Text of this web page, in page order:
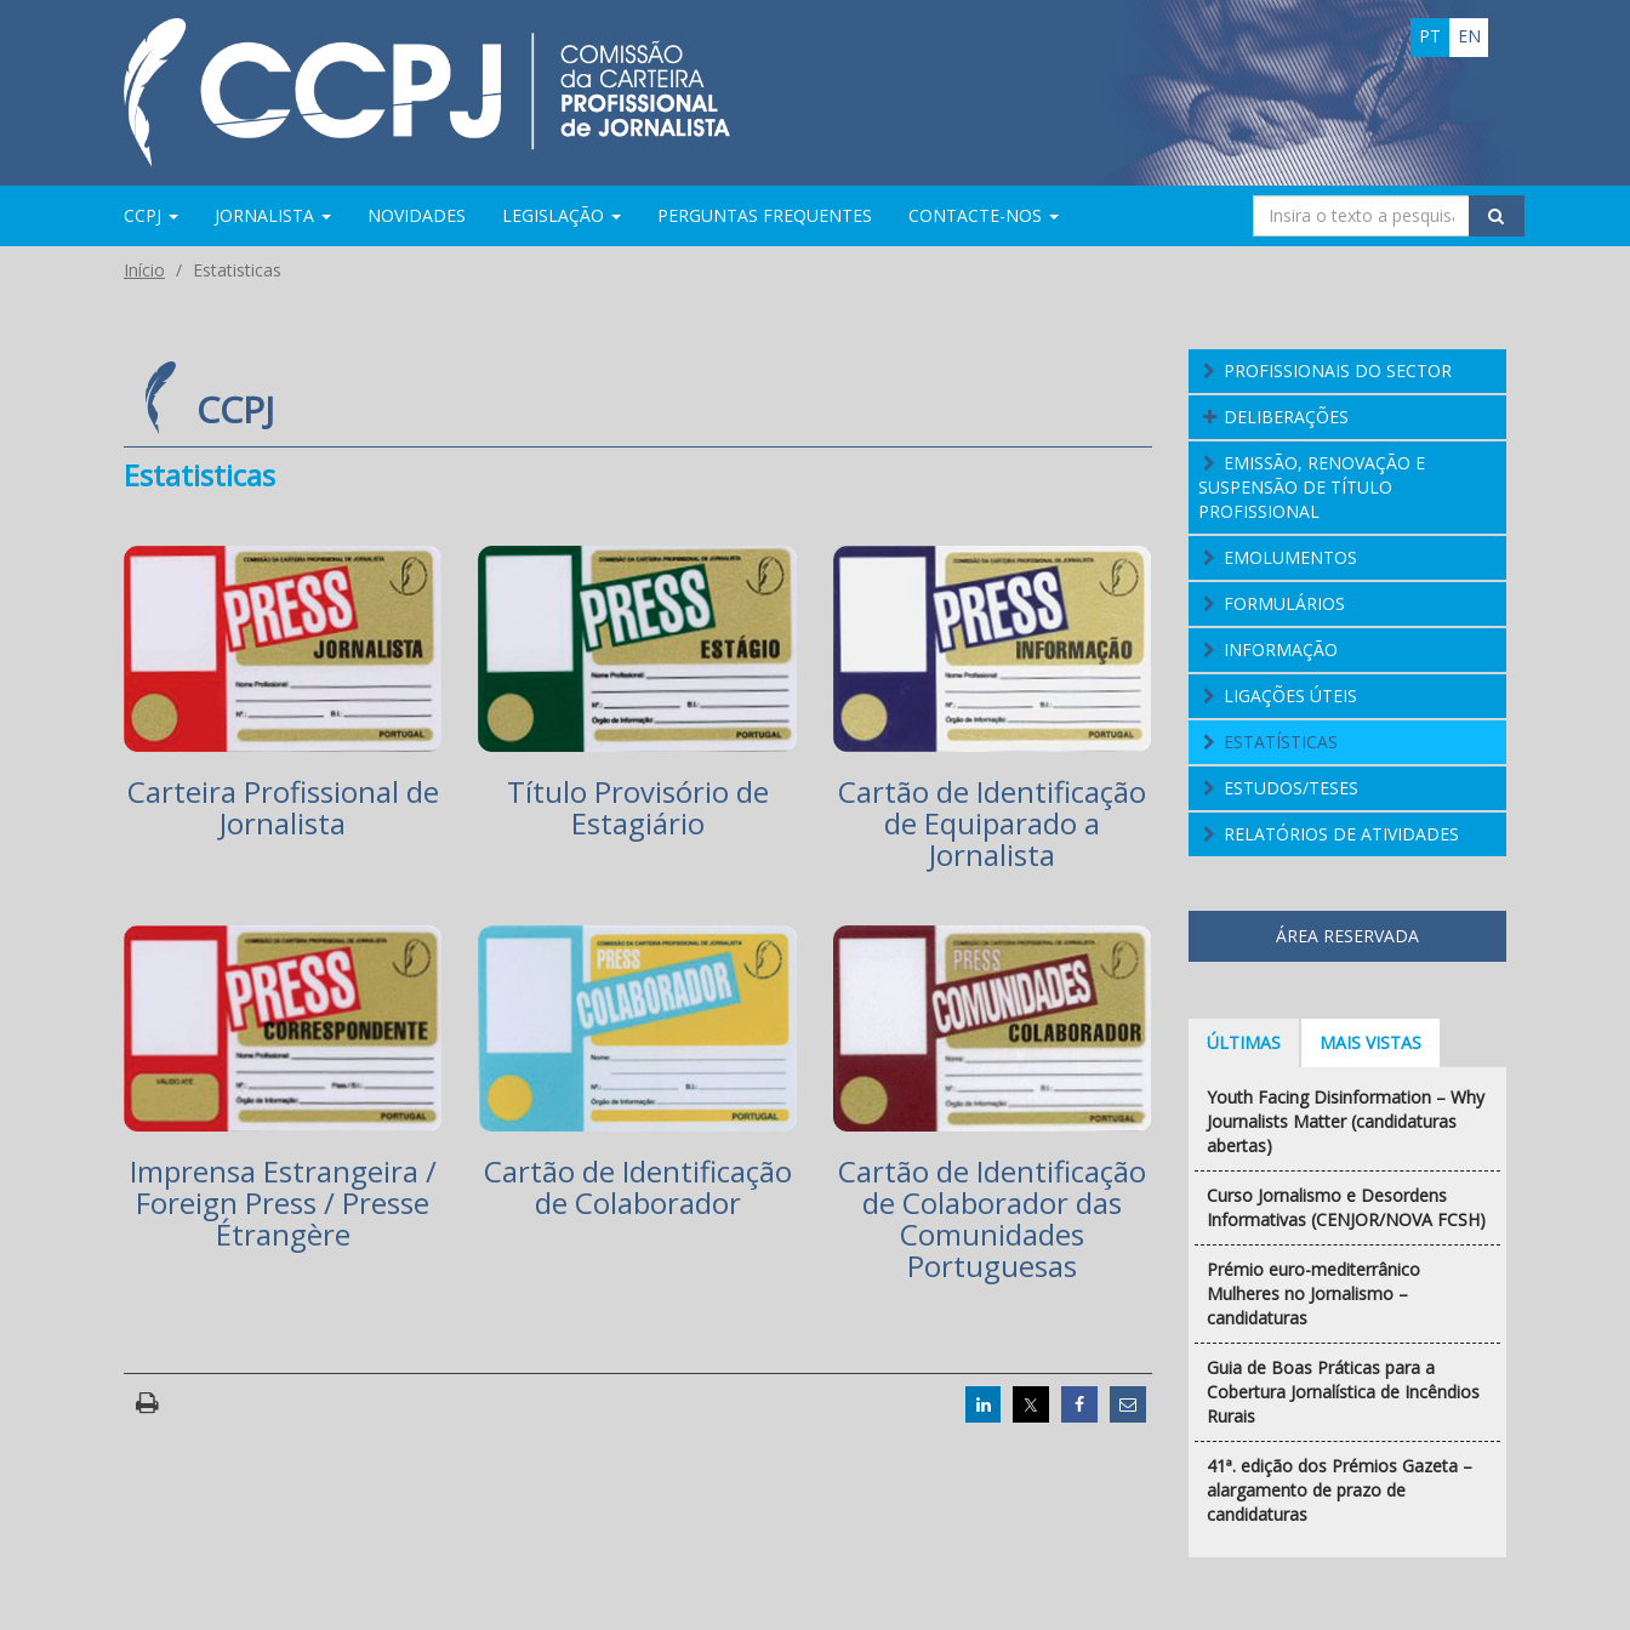
EN
PT
CCPJ JORNALISTA NOVIDADES LEGISLAÇÃO PERGUNTAS FREQUENTES CONTACTE-NOS
Início Estatisticas
CCPJ
Estatisticas
Carteira Profissional de
Jornalista
Título Provisório de
Estagiário
Cartão de Identificação
de Equiparado a
Jornalista
Imprensa Estrangeira /
Foreign Press / Presse
Étrangère
Cartão de Identificação
de Colaborador
Cartão de Identificação
de Colaborador das
Comunidades
Portuguesas
PROFISSIONAIS DO SECTOR
DELIBERAÇÕES
EMISSÃO, RENOVAÇÃO E
SUSPENSÃO DE TÍTULO
PROFISSIONAL
EMOLUMENTOS
FORMULÁRIOS
INFORMAÇÃO
LIGAÇÕES ÚTEIS
ESTATÍSTICAS
ESTUDOS/TESES
RELATÓRIOS DE ATIVIDADES
ÁREA RESERVADA
ÚLTIMAS MAIS VISTAS
Youth Facing Disinformation – Why
Journalists Matter (candidaturas
abertas)
Curso Jornalismo e Desordens
Informativas (CENJOR/NOVA FCSH)
Prémio euro-mediterrânico
Mulheres no Jornalismo –
candidaturas
Guia de Boas Práticas para a
Cobertura Jornalística de Incêndios
Rurais
41ª. edição dos Prémios Gazeta –
alargamento de prazo de
candidaturas